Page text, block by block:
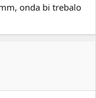
onda bi trebalo